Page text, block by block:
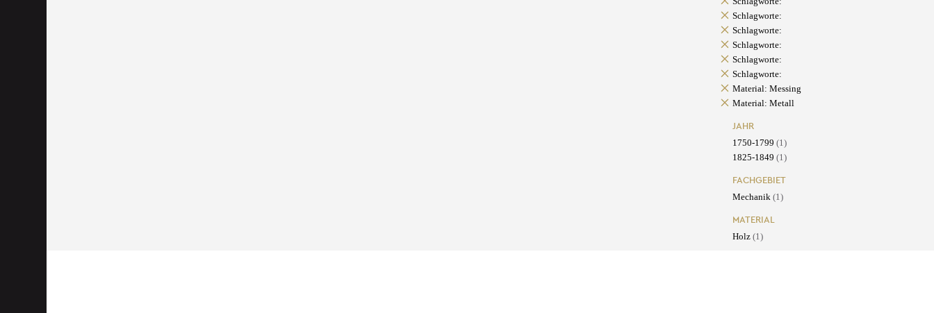
Schlagworte:
Schlagworte:
Schlagworte:
Schlagworte:
Schlagworte:
Material: Messing
Material: Metall
JAHR
1750-1799 (1)
1825-1849 (1)
FACHGEBIET
Mechanik (1)
MATERIAL
Holz (1)